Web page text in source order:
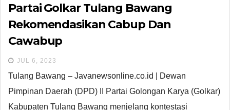
Partai Golkar Tulang Bawang
Rekomendasikan Cabup Dan
Cawabup
JUL 6, 2023
Tulang Bawang – Javanewsonline.co.id | Dewan
Pimpinan Daerah (DPD) II Partai Golongan Karya (Golkar)
Kabupaten Tulang Bawang menjelang kontestasi